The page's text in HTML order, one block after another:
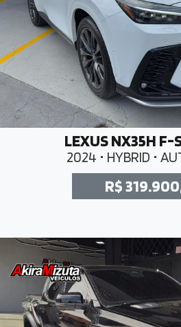
LEXUS NX35H F-
2024 • HYBRID •
R$